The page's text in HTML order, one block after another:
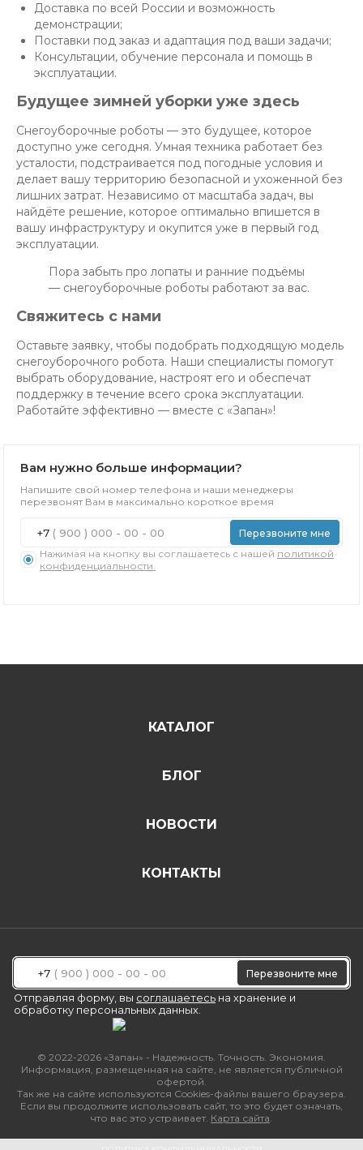
Доставка по всей России и возможность
демонстрации;
Поставки под заказ и адаптация под ваши задачи;
Консультации, обучение персонала и помощь в
эксплуатации.
Будущее зимней уборки уже здесь
Снегоуборочные роботы — это будущее, которое
доступно уже сегодня. Умная техника работает без
усталости, подстраивается под погодные условия и
делает вашу территорию безопасной и ухоженной без
лишних затрат. Независимо от масштаба задач, вы
найдёте решение, которое оптимально впишется в
вашу инфраструктуру и окупится уже в первый год
эксплуатации.
Пора забыть про лопаты и ранние подъёмы
— снегоуборочные роботы работают за вас.
Свяжитесь с нами
Оставьте заявку, чтобы подобрать подходящую модель
снегоуборочного робота. Наши специалисты помогут
выбрать оборудование, настроят его и обеспечат
поддержку в течение всего срока эксплуатации.
Работайте эффективно — вместе с «Запан»!
Вам нужно больше информации?
Напишите свой номер телефона и наши менеджеры
перезвонят Вам в максимально короткое время
+7
Перезвоните мне
Нажимая на кнопку вы соглашаетесь с нашей политикой
конфиденциальности.
КАТАЛОГ
БЛОГ
НОВОСТИ
КОНТАКТЫ
© 2022-2026 «Запан» - Надежность. Точность. Экономия.
Информация, размещенная на сайте, не является публичной
офертой.
Так же на сайте используются Cookies-файлы вашего браузера.
Если вы продолжите использовать сайт, то это будет означать,
что вас это устраивает. Карта сайта.
+7
Перезвоните мне
Отправляя форму, вы соглашаетесь на хранение и
обработку персональных данных.